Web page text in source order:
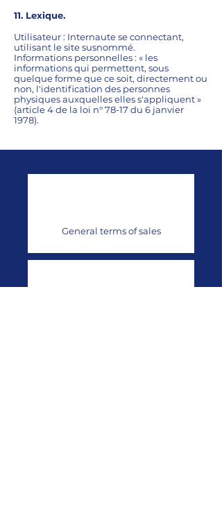
11. Lexique.
Utilisateur : Internaute se connectant,
utilisant le site susnommé.
Informations personnelles : « les
informations qui permettent, sous
quelque forme que ce soit, directement ou
non, l'identification des personnes
physiques auxquelles elles s'appliquent »
(article 4 de la loi n° 78-17 du 6 janvier
1978).
General terms of sales